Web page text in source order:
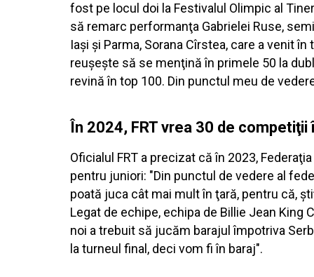
fost pe locul doi la Festivalul Olimpic al
să remarc performanţa Gabrielei Ruse,
Iaşi şi Parma, Sorana Cîrstea, care a venit
reuşeşte să se menţină în primele 50 la
revină în top 100. Din punctul meu de
În 2024, FRT vrea 30 de
Oficialul FRT a precizat că în 2023,
pentru juniori: "Din punctul de vedere al
poată juca cât mai mult în ţară, pentru că,
Legat de echipe, echipa de Billie Jean King
noi a trebuit să jucăm barajul împotriva
la turneul final, deci vom fi în baraj".